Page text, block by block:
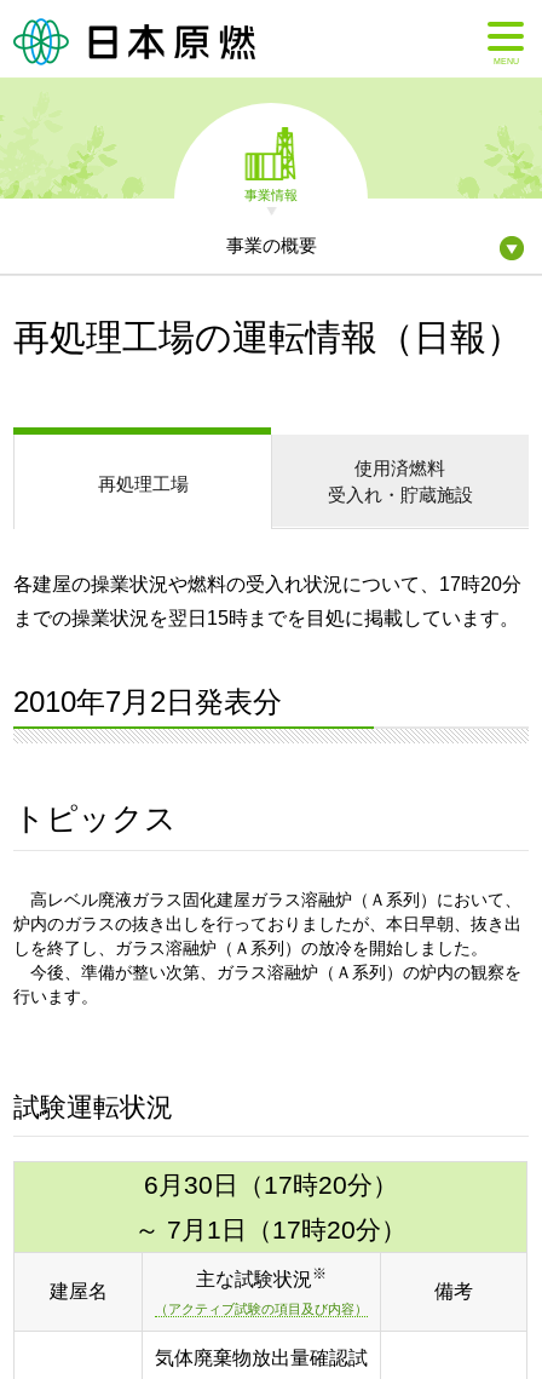
MENU
事業情報
事業の概要
再処理工場の運転情報（日報）
再処理工場
使用済燃料
受入れ・貯蔵施設
各建屋の操業状況や燃料の受入れ状況について、17時20分
までの操業状況を翌日15時までを目処に掲載しています。
2010年7月2日発表分
高レベル廃液ガラス固化建屋ガラス溶融炉（Ａ系列）において、
炉内のガラスの抜き出しを行っておりましたが、本日早朝、抜き出
しを終了し、ガラス溶融炉（Ａ系列）の放冷を開始しました。
今後、準備が整い次第、ガラス溶融炉（Ａ系列）の炉内の観察を
行います。
試験運転状況
6月30日（17時20分）
～ 7月1日（17時20分）
建屋名
主な試験状況※
（アクティブ試験の項目及び内容）
備考
気体廃棄物放出量確認試